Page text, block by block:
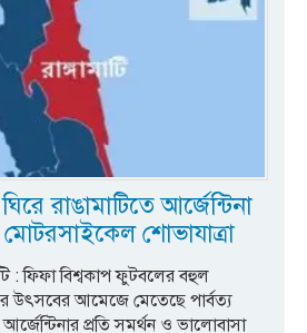
রাঙামাটিতে আর্জেন্টিনা
মোটরসাইকেল শোভাযাত্রা
: ফিফা বিশ্বকাপ ফুটবলের বহুল
উৎসবের আমেজে মেতেছে পার্বত্য
আর্জেন্টিনার প্রতি সমর্থন ও ভালোবাসা